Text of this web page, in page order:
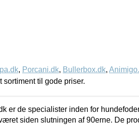
, Porcani.dk, Bullerbox.dk,
sortiment til gode priser.
er de specialister inden for
siden slutningen af 90erne. De